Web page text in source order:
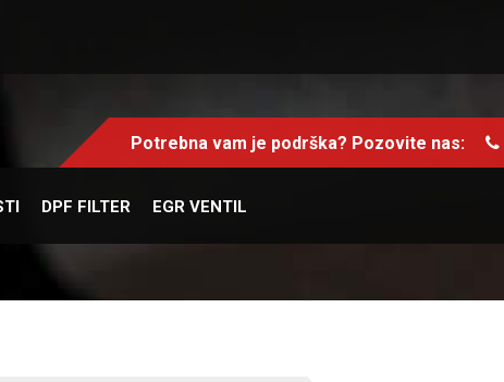
Potrebna vam je podrška? Pozovite nas:
DPF FILTER EGR VENTIL